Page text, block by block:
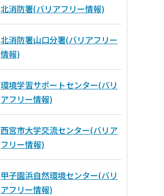
北消防署(バリアフリー情報)
北消防署山口分署(バリアフリー
情報)
環境学習サポートセンター(バリ
アフリー情報)
西宮市大学交流センター(バリア
フリー情報)
甲子園浜自然環境センター(バリ
アフリー情報)